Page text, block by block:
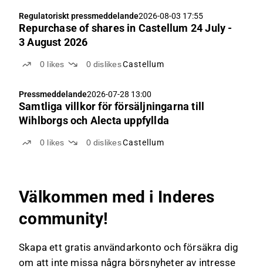
Regulatoriskt pressmeddelande2026-08-03 17:55
Repurchase of shares in Castellum 24 July -
3 August 2026
0 likes 0 dislikesCastellum
Pressmeddelande2026-07-28 13:00
Samtliga villkor för försäljningarna till
Wihlborgs och Alecta uppfyllda
0 likes 0 dislikesCastellum
Välkommen med i Inderes
community!
Skapa ett gratis användarkonto och försäkra dig
om att inte missa några börsnyheter av intresse